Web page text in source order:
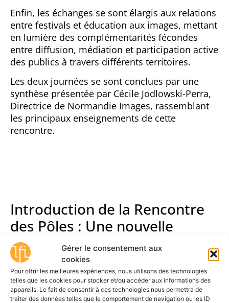
Gérer le consentement aux
cookies
Pour offrir les meilleures expériences, nous utilisons des technologies
telles que les cookies pour stocker et/ou accéder aux informations des
appareils. Le fait de consentir à ces technologies nous permettra de
traiter des données telles que le comportement de navigation ou les ID
Enfin, les échanges se sont élargis aux relations
entre festivals et éducation aux images, mettant
en lumière des complémentarités fécondes
entre diffusion, médiation et participation active
des publics à travers différents territoires.
Les deux journées se sont conclues par une
synthèse présentée par Cécile Jodlowski-Perra,
Directrice de Normandie Images, rassemblant
les principaux enseignements de cette
rencontre.
Introduction de la Rencontre
des Pôles : Une nouvelle
donne pour l’éducation aux
images